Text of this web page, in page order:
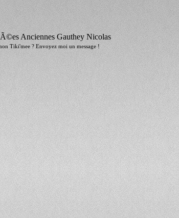
Anciennes Gauthey Nicolas
Tiki'mee ? Envoyez moi un message !